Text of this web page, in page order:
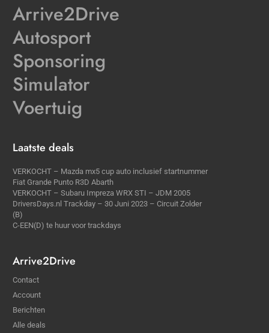
Arrive2Drive
Autosport
Sponsoring
Simulator
Voertuig
Laatste deals
VERKOCHT – Mazda mx5 cup auto inclusief startnummer
Fiat Grande Punto R3D Abarth
VERKOCHT – Subaru Impreza WRX STI – JDM 2005
DriversDays.nl Trackday – 30 Juni 2023 – Circuit Zolder
(B)
C-EEN(D) te huur voor trackdays
Arrive2Drive
Contact
Account
Berichten
Alle deals